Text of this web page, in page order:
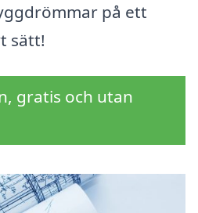
på ett
sätt!
gratis och utan